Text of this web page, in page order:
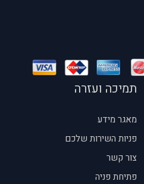
תמיכה ועזרה
מאגר מידע
פניות השירות שלכם
צור קשר
פתיחת פניה